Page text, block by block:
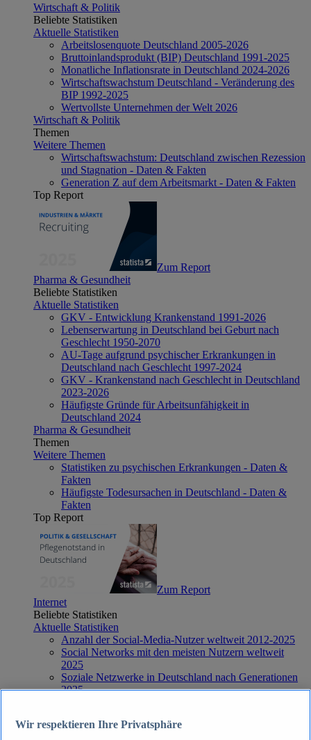
Wirtschaft & Politik
Beliebte Statistiken
Aktuelle Statistiken
Arbeitslosenquote Deutschland 2005-2026
Bruttoinlandsprodukt (BIP) Deutschland 1991-2025
Monatliche Inflationsrate in Deutschland 2024-2026
Wirtschaftswachstum Deutschland - Veränderung des
BIP 1992-2025
Wertvollste Unternehmen der Welt 2026
Wirtschaft & Politik
Themen
Weitere Themen
Wirtschaftswachstum: Deutschland zwischen Rezession
und Stagnation - Daten & Fakten
Generation Z auf dem Arbeitsmarkt - Daten & Fakten
Top Report
Zum Report
Pharma & Gesundheit
Beliebte Statistiken
Aktuelle Statistiken
GKV - Entwicklung Krankenstand 1991-2026
Lebenserwartung in Deutschland bei Geburt nach
Geschlecht 1950-2070
AU-Tage aufgrund psychischer Erkrankungen in
Deutschland nach Geschlecht 1997-2024
GKV - Krankenstand nach Geschlecht in Deutschland
2023-2026
Häufigste Gründe für Arbeitsunfähigkeit in
Deutschland 2024
Pharma & Gesundheit
Themen
Weitere Themen
Statistiken zu psychischen Erkrankungen - Daten &
Fakten
Häufigste Todesursachen in Deutschland - Daten &
Fakten
Top Report
Zum Report
Internet
Beliebte Statistiken
Aktuelle Statistiken
Anzahl der Social-Media-Nutzer weltweit 2012-2025
Social Networks mit den meisten Nutzern weltweit
2025
Soziale Netzwerke in Deutschland nach Generationen
2025
Podcasts - Nutzung 2016-2025
Wir respektieren Ihre Privatsphäre